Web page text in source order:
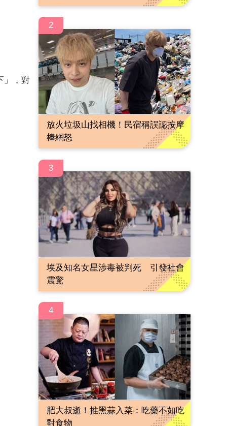
」，對
2
放火垃圾山找相機！民宿稱誤認按摩
棒網怒
3
埃及知名女星涉毒被判死 引發社會
震驚
4
肥大叔逝！推黑蒜入菜：吃藥不如吃
對食物